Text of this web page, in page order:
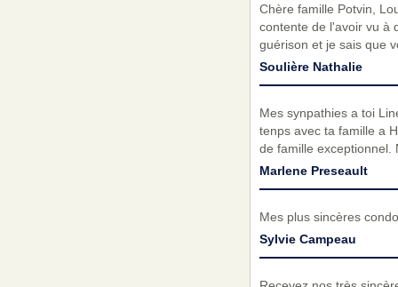
Chère famille Potvin,
contente de l'avoir vu à
guérison et je sais que
Soulière Nathalie
Mes synpathies a toi
tenps avec ta famille a
de famille
Marlene Preseault
Mes plus sincères
Sylvie Campeau